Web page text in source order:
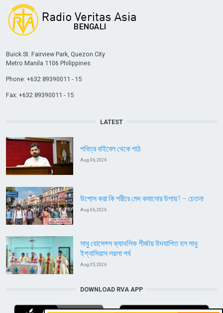
Buick St. Fairview Park, Quezon City
Metro Manila 1106 Philippines
Phone: +632 89390011 - 15
Fax: +632 89390011 - 15
LATEST
পবিত্র বাইবেল থেকে পাঠ
Aug 06, 2026
উপোস করা কি শরীরে মেদ কমানোর উপায়? – চেতনা
Aug 06, 2026
সাধু যোসেফ্স ক্যাথলিক গীর্জায় উদযাপিত হল সাধু
ইগ্নাসিয়াস লয়লা পর্ব
Aug 05, 2026
DOWNLOAD RVA APP